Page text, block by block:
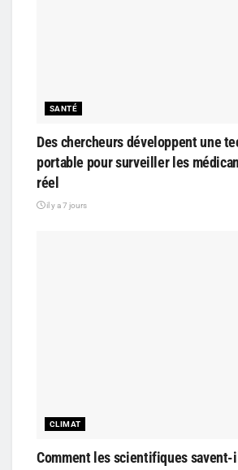
SANTÉ
Des chercheurs développent une
portable pour surveiller les
réel
il y a 7 jours
CLIMAT
Comment les scientifiques